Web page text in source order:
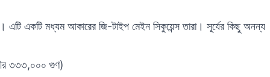
এটি একটি মধ্যম আকারের জি-টাইপ মেইন সিকুয়েন্স তারা। সূর্যের কিছু অনন্য
৩৩৩,০০০ গুণ)